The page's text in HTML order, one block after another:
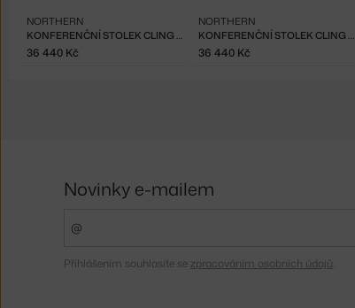
KONFERENČNÍ STOLEK CLING 90, SMOKED OAK
NORTHERN
36 440 Kč
KONFERENČNÍ STOLEK CLING 90, LIGHT OAK
NORTHERN
36 440 Kč
Novinky e-mailem
Přihlášením souhlasíte se zpracováním osobních údajů